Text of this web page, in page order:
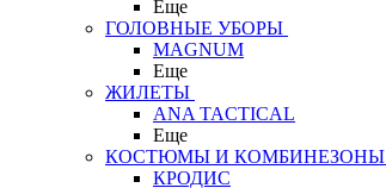
Еще
ГОЛОВНЫЕ УБОРЫ
MAGNUM
Еще
ЖИЛЕТЫ
ANA TACTICAL
Еще
КОСТЮМЫ И КОМБИНЕЗОНЫ
КРОДИС